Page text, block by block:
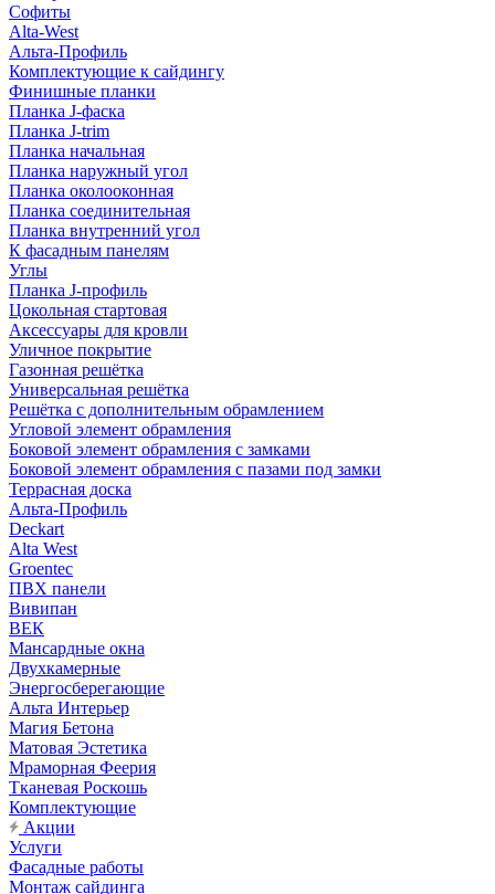
Софиты
Alta-West
Альта-Профиль
Комплектующие к сайдингу
Финишные планки
Планка J-фаска
Планка J-trim
Планка начальная
Планка наружный угол
Планка околооконная
Планка соединительная
Планка внутренний угол
К фасадным панелям
Углы
Планка J-профиль
Цокольная стартовая
Аксессуары для кровли
Уличное покрытие
Газонная решётка
Универсальная решётка
Решётка с дополнительным обрамлением
Угловой элемент обрамления
Боковой элемент обрамления с замками
Боковой элемент обрамления с пазами под замки
Террасная доска
Альта-Профиль
Deckart
Alta West
Groentec
ПВХ панели
Вивипан
ВЕК
Мансардные окна
Двухкамерные
Энергосберегающие
Альта Интерьер
Магия Бетона
Матовая Эстетика
Мраморная Феерия
Тканевая Роскошь
Комплектующие
Акции
Услуги
Фасадные работы
Монтаж сайдинга